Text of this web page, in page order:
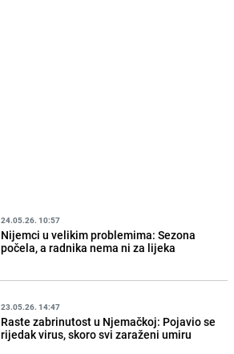
24.05.26. 10:57
Nijemci u velikim problemima: Sezona
počela, a radnika nema ni za lijeka
23.05.26. 14:47
Raste zabrinutost u Njemačkoj: Pojavio se
rijedak virus, skoro svi zaraženi umiru